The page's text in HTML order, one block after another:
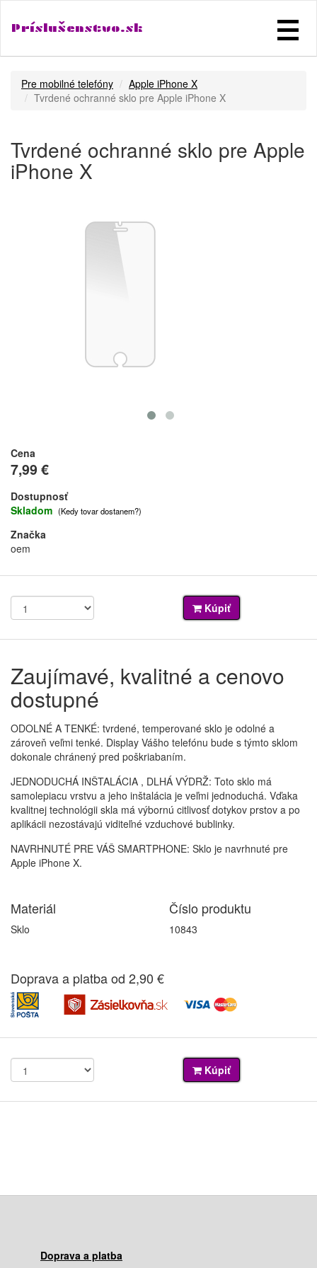
Príslušenstvo.sk
Pre mobilné telefóny
Apple iPhone X
Tvrdené ochranné sklo pre Apple iPhone X
Tvrdené ochranné sklo pre Apple
iPhone X
Cena
7,99 €
Dostupnosť
Skladom (Kedy tovar dostanem?)
Značka
oem
Kúpiť
Zaujímavé, kvalitné a cenovo
dostupné
ODOLNÉ A TENKÉ: tvrdené, temperované sklo je odolné a
zároveň veľmi tenké. Display Vášho telefónu bude s týmto sklom
dokonale chránený pred poškriabaním.
JEDNODUCHÁ INŠTALÁCIA , DLHÁ VÝDRŽ: Toto sklo má
samolepiacu vrstvu a jeho inštalácia je veľmi jednoduchá. Vďaka
kvalitnej technológii skla má výbornú citlivosť dotykov prstov a po
aplikácii nezostávajú viditeľné vzduchové bublinky.
NAVRHNUTÉ PRE VÁŠ SMARTPHONE: Sklo je navrhnuté pre
Apple iPhone X.
Materiál
Sklo
Číslo produktu
10843
Doprava a platba od 2,90 €
Kúpiť
Doprava a platba